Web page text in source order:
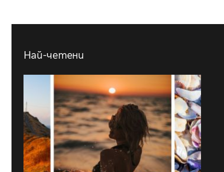
Най-четени